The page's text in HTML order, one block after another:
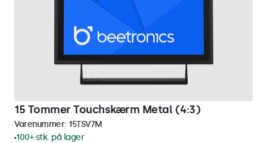
15 Tommer Touchskærm Metal (4:3)
Varenummer: 15TSV7M
100+ stk. på lager